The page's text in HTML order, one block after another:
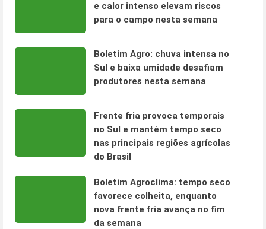
e calor intenso elevam riscos
para o campo nesta semana
Boletim Agro: chuva intensa no
Sul e baixa umidade desafiam
produtores nesta semana
Frente fria provoca temporais
no Sul e mantém tempo seco
nas principais regiões agrícolas
do Brasil
Boletim Agroclima: tempo seco
favorece colheita, enquanto
nova frente fria avança no fim
da semana